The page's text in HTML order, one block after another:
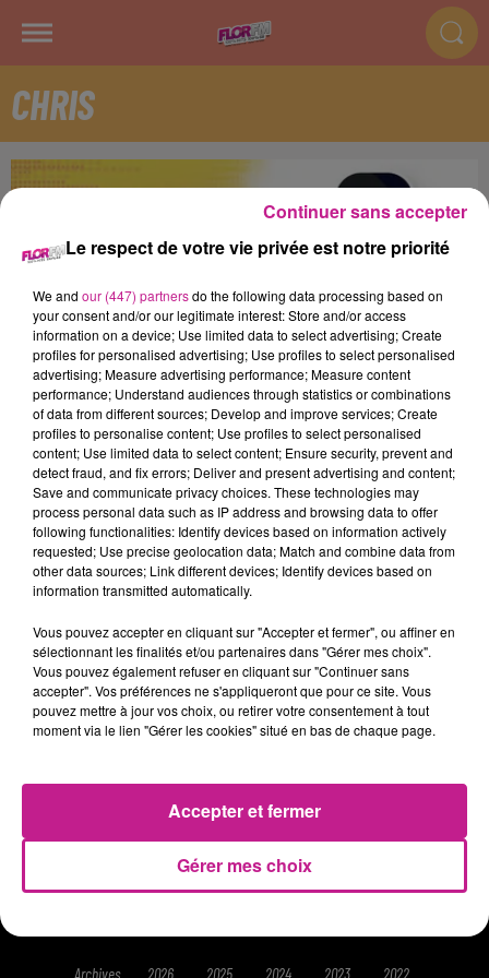
CHRIS
Tous les lundis, mardis, mercredis, jeudis et vendredis de
10h00 à 14h00.
Retrouvez Chris pour l'actu dans le Haut-Rhin et les offres
d'emploi à 12h40 à 13h40.
ACCUEIL RADIO HITS RUBRIQUES
HAUT-RHIN JEUX CONTACT
Archives 2026 2025 2024 2023 2022
Le respect de votre vie privée est notre priorité
We and our (447) partnersdo the following data processing based on
your consent and/or our legitimate interest: Store and/or access
information on a device; Use limited data to select advertising; Create
profiles for personalised advertising; Use profiles to select personalised
advertising; Measure advertising performance; Measure content
performance; Understand audiences through statistics or combinations
of data from different sources; Develop and improve services; Create
profiles to personalise content; Use profiles to select personalised
content; Use limited data to select content; Ensure security, prevent and
detect fraud, and fix errors; Deliver and present advertising and content;
Save and communicate privacy choices. These technologies may
process personal data such as IP address and browsing data to offer
following functionalities: Identify devices based on information actively
requested; Use precise geolocation data; Match and combine data from
other data sources; Link different devices; Identify devices based on
information transmitted automatically.
Vous pouvez accepter en cliquant sur "Accepter et fermer", ou affiner en
sélectionnant les finalités et/ou partenaires dans "Gérer mes choix".
Vous pouvez également refuser en cliquant sur "Continuer sans
accepter". Vos préférences ne s'appliqueront que pour ce site. Vous
pouvez mettre à jour vos choix, ou retirer votre consentement à tout
moment via le lien "Gérer les cookies" situé en bas de chaque page.
Gérer mes choix
Accepter et fermer
Continuer sans accepter